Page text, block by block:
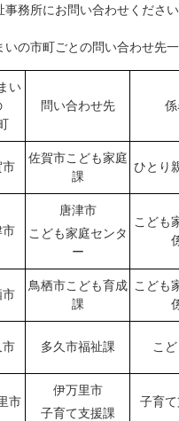
事務所にお問い合わせください
市町ごとの問い合わせ先一
い
問い合わせ先 係
市
佐賀市こども家庭
課
ひとり
市
唐津市
こども家庭センタ
ー
こども
市
鳥栖市こども育成
課
こども
市 多久市福祉課 こ
市
伊万里市
子育て支援課
子育